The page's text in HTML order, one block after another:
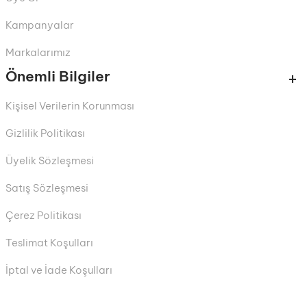
Kampanyalar
Markalarımız
Önemli Bilgiler
Kişisel Verilerin Korunması
Gizlilik Politikası
Üyelik Sözleşmesi
Satış Sözleşmesi
Çerez Politikası
Teslimat Koşulları
İptal ve İade Koşulları